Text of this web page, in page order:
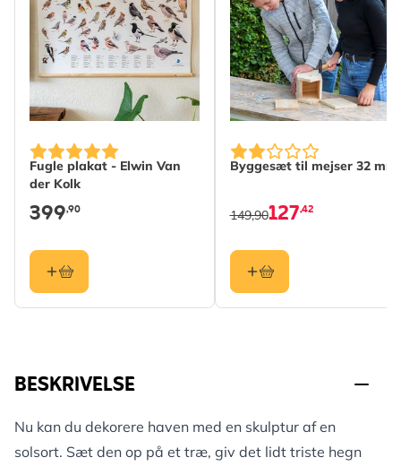
Fugle plakat - Elwin Van
der Kolk
399,90
Byggesæt til mejser 32 mm
127,42
149,90
BESKRIVELSE
Nu kan du dekorere haven med en skulptur af en
solsort. Sæt den op på et træ, giv det lidt triste hegn